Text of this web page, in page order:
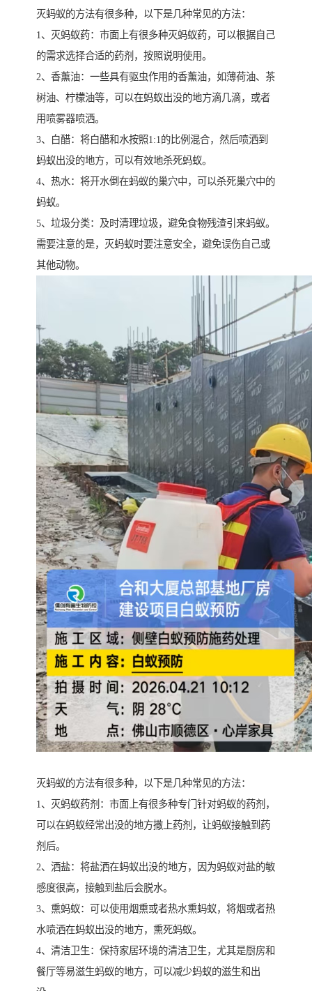
灭蚂蚁的方法有很多种，以下是几种常见的方法：
1、灭蚂蚁药：市面上有很多种灭蚂蚁药，可以根据自己
的需求选择合适的药剂，按照说明使用。
2、香薰油：一些具有驱虫作用的香薰油，如薄荷油、茶
树油、柠檬油等，可以在蚂蚁出没的地方滴几滴，或者
用喷雾器喷洒。
3、白醋：将白醋和水按照1:1的比例混合，然后喷洒到
蚂蚁出没的地方，可以有效地杀死蚂蚁。
4、热水：将开水倒在蚂蚁的巢穴中，可以杀死巢穴中的
蚂蚁。
5、垃圾分类：及时清理垃圾，避免食物残渣引来蚂蚁。
需要注意的是，灭蚂蚁时要注意安全，避免误伤自己或
其他动物。
灭蚂蚁的方法有很多种，以下是几种常见的方法：
1、灭蚂蚁药剂：市面上有很多种专门针对蚂蚁的药剂，
可以在蚂蚁经常出没的地方撒上药剂，让蚂蚁接触到药
剂后。
2、洒盐：将盐洒在蚂蚁出没的地方，因为蚂蚁对盐的敏
感度很高，接触到盐后会脱水。
3、熏蚂蚁：可以使用烟熏或者热水熏蚂蚁，将烟或者热
水喷洒在蚂蚁出没的地方，熏死蚂蚁。
4、清洁卫生：保持家居环境的清洁卫生，尤其是厨房和
餐厅等易滋生蚂蚁的地方，可以减少蚂蚁的滋生和出